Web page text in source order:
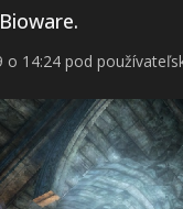
o 14:24 pod